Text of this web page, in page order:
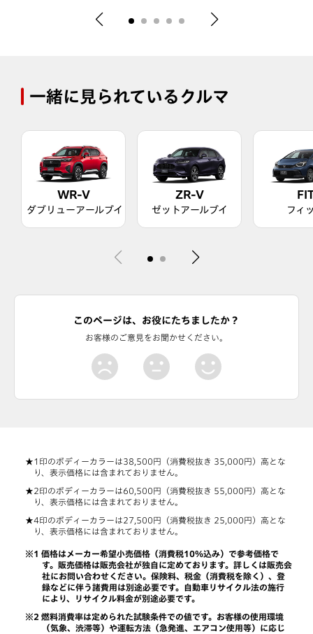
一緒に見られているクルマ
WR-V
ダブリューアールブイ
ZR-V
ゼットアールブイ フィ
このページは、お役にたちましたか？
お客様のご意見をお聞かせください。
印のボディーカラーは38,500円（消費税抜き 35,000円）高とな
り、表示価格には含まれておりません。
印のボディーカラーは60,500円（消費税抜き 55,000円）高とな
り、表示価格には含まれておりません。
印のボディーカラーは27,500円（消費税抜き 25,000円）高とな
り、表示価格には含まれておりません。
価格はメーカー希望小売価格（消費税10％込み）で参考価格で
す。販売価格は販売会社が独自に定めております。詳しくは販売会
社にお問い合わせください。保険料、税金（消費税を除く）、登
録などに伴う諸費用は別途必要です。自動車リサイクル法の施行
により、リサイクル料金が別途必要です。
燃料消費率は定められた試験条件での値です。お客様の使用環境
（気象、渋滞等）や運転方法（急発進、エアコン使用等）に応じ